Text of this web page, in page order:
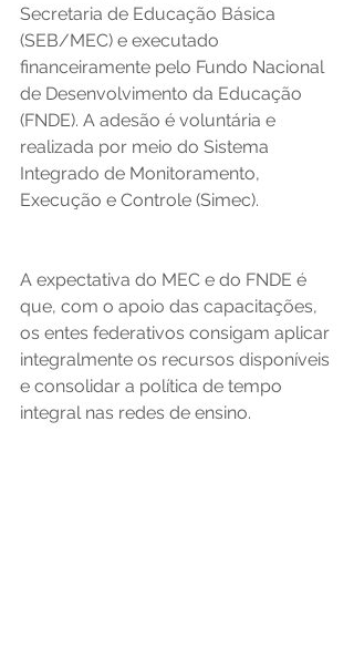
Secretaria de Educação Básica
(SEB/MEC) e executado
financeiramente pelo Fundo Nacional
de Desenvolvimento da Educação
(FNDE). A adesão é voluntária e
realizada por meio do Sistema
Integrado de Monitoramento,
Execução e Controle (Simec).
A expectativa do MEC e do FNDE é
que, com o apoio das capacitações,
os entes federativos consigam aplicar
integralmente os recursos disponíveis
e consolidar a política de tempo
integral nas redes de ensino.